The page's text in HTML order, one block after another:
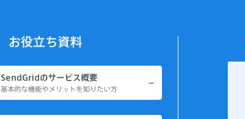
お役立ち資料
SendGridのサービス概要
基本的な機能やメリットを知りたい方